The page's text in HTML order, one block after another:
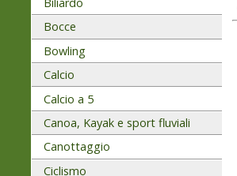
Bocce
Bowling
Calcio
Calcio a 5
Canoa, Kayak e sport fluviali
Canottaggio
Ciclismo